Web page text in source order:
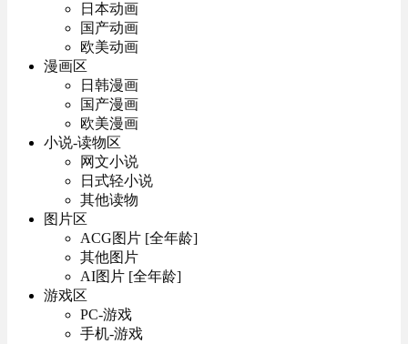
日本动画
国产动画
欧美动画
漫画区
日韩漫画
国产漫画
欧美漫画
小说-读物区
网文小说
日式轻小说
其他读物
图片区
ACG图片 [全年龄]
其他图片
AI图片 [全年龄]
游戏区
PC-游戏
手机-游戏